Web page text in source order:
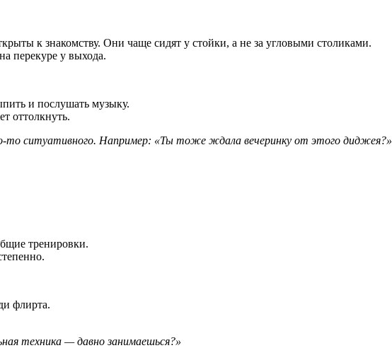
к знакомству. Они чаще сидят у стойки, а не за угловыми столиками.
перекуре у выхода.
и послушать музыку.
оттолкнуть.
то ситуативного. Например: «Ты тоже ждала вечеринку от этого диджея?»
тренировки.
флирта.
техника — давно занимаешься?»